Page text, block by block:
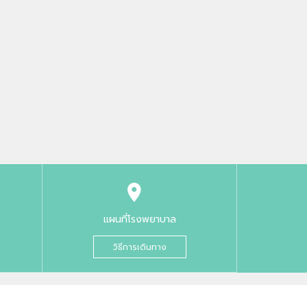
แผนที่โรงพยาบาล
วิธีการเดินทาง